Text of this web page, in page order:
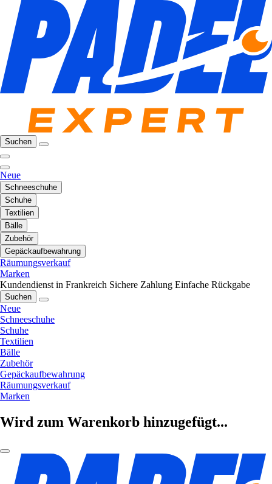
Suchen
Neue
Schneeschuhe
Schuhe
Textilien
Bälle
Zubehör
Gepäckaufbewahrung
Räumungsverkauf
Marken
Kundendienst in Frankreich Sichere Zahlung Einfache Rückgabe
Suchen
Neue
Schneeschuhe
Schuhe
Textilien
Bälle
Zubehör
Gepäckaufbewahrung
Räumungsverkauf
Marken
Wird zum Warenkorb hinzugefügt...